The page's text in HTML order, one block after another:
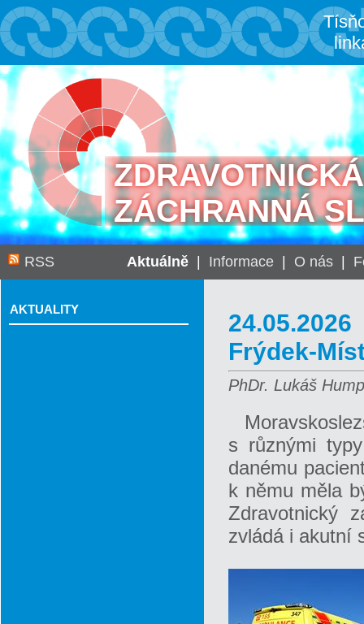
ZDRAVOTNICKÁ
ZÁCHRANNÁ
RSS Aktuálně Informace O nás
AKTUALITY
Frýdek-
PhDr. Lukáš
s různými
danému
k němu měla
Zdravotnický
zvládá i akutní